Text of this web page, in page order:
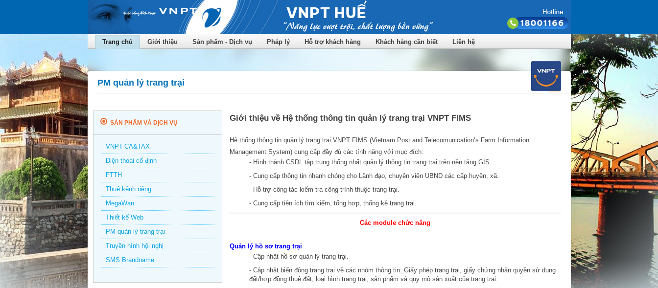
Trang chủ Giới thiệu Sản phẩm - Dịch vụ Pháp lý Hỗ trợ khách hàng Khách hàng cần biết Liên hệ
PM quản lý trang trại
SẢN PHẨM VÀ DỊCH VỤ
VNPT-CA&TAX
Điện thoại cố định
FTTH
Thuê kênh riêng
MegaWan
Thiết kế Web
PM quản lý trang trại
Truyền hình hội nghị
SMS Brandname
Giới thiệu về Hệ thống thông tin quản lý trang trại VNPT FIMS
Hệ thống thông tin quản lý trang trại VNPT FIMS (Vietnam Post and Telecomunication’s Farm Information
Management System) cung cấp đầy đủ các tính năng với mục đích:
- Hình thành CSDL tập trung thống nhất quản lý thông tin trang trại trên nền tảng GIS.
- Cung cấp thông tin nhanh chóng cho Lãnh đạo, chuyên viên UBND các cấp huyện, xã.
- Hỗ trợ công tác kiểm tra công trình thuộc trang trại.
- Cung cấp tiện ích tìm kiếm, tổng hợp, thống kê trang trại.
Các module chức năng
Quản lý hồ sơ trang trại
- Cập nhật hồ sơ quản lý trang trại.
- Cập nhật biến động trang trại về các nhóm thông tin: Giấy phép trang trại, giấy chứng nhận quyền sử dụng
đất/hợp đồng thuê đất, loại hình trang trại, sản phẩm và quy mô sản xuất của trang trại.